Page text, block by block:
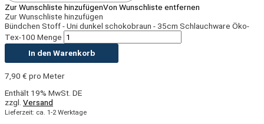
Zur Wunschliste hinzufügenVon Wunschliste entfernen
Zur Wunschliste hinzufügen
Bündchen Stoff - Uni dunkel schokobraun - 35cm Schlauchware Öko-
Tex-100 Menge
In den Warenkorb
7,90 € pro Meter
Enthält 19% MwSt. DE
zzgl. Versand
Lieferzeit: ca. 1-2 Werktage